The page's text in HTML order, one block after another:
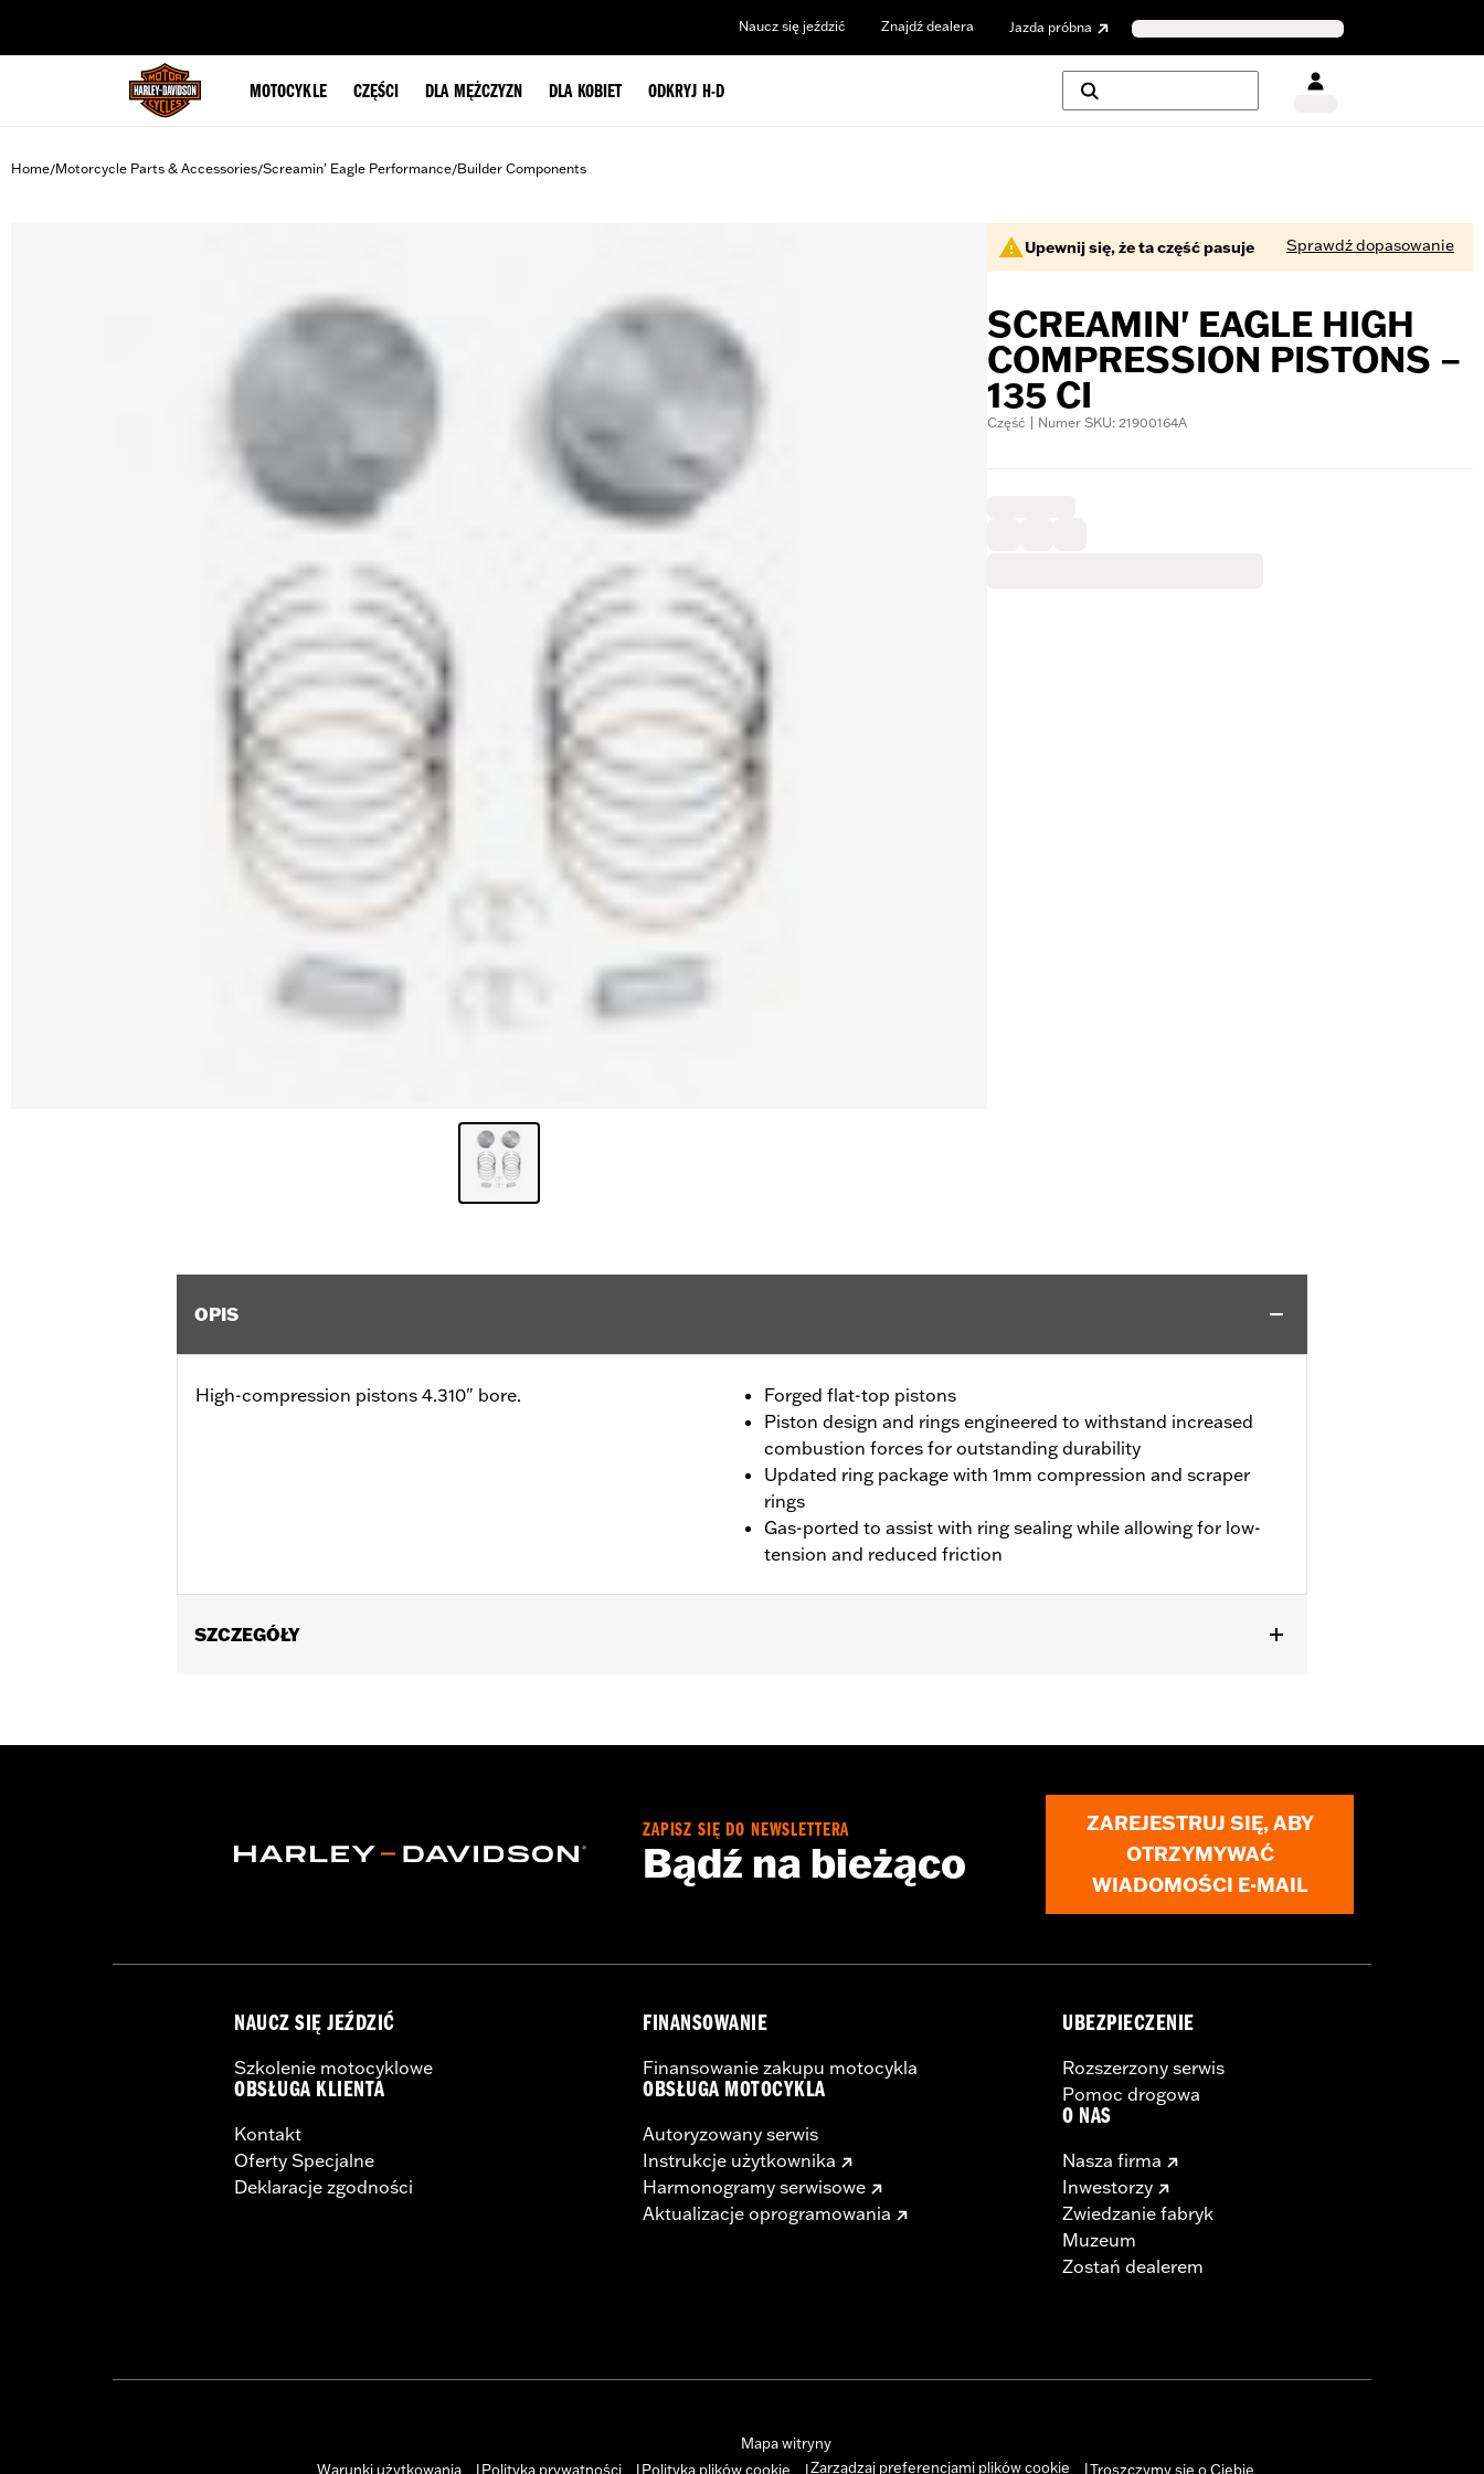
Naucz się jeździć Znajdź dealera Jazda próbna
MOTOCYKLE CZĘŚCI DLA MĘŻCZYZN DLA KOBIET ODKRYJ H-D
Home/Motorcycle Parts & Accessories/Screamin' Eagle Performance/Builder Components
Upewnij się, że ta część pasuje Sprawdź dopasowanie
SCREAMIN' EAGLE HIGH
COMPRESSION PISTONS –
135 CI
Część | Numer SKU: 21900164A
OPIS
High-compression pistons 4.310" bore.
Forged flat-top pistons
Piston design and rings engineered to withstand increased
combustion forces for outstanding durability
Updated ring package with 1mm compression and scraper
rings
Gas-ported to assist with ring sealing while allowing for low-
tension and reduced friction
SZCZEGÓŁY
Dealer Install Recommended:Yes
Pistons, Rings, Clips and installation instructions
CERTIFICATION:
49-State U.S. EPA compliant
Harley-Davidson® motorcycles modified with some Screamin’ Eagle® Performance products must not be used on public roads
and, in some cases, may be restricted to closed-course competition. These performance parts are 49-state U.S. EPA compliant but
ZAPISZ SIĘ DO NEWSLETTERA
Bądź na bieżąco
ZAREJESTRUJ SIĘ, ABY
OTRZYMYWAĆ
WIADOMOŚCI E-MAIL
NAUCZ SIĘ JEŹDZIĆ
Szkolenie motocyklowe
OBSŁUGA KLIENTA
Kontakt
Oferty Specjalne
Deklaracje zgodności
FINANSOWANIE
Finansowanie zakupu motocykla
OBSŁUGA MOTOCYKLA
Autoryzowany serwis
Instrukcje użytkownika
Harmonogramy serwisowe
Aktualizacje oprogramowania
UBEZPIECZENIE
Rozszerzony serwis
Pomoc drogowa
O NAS
Nasza firma
Inwestorzy
Zwiedzanie fabryk
Muzeum
Zostań dealerem
Mapa witryny
Warunki użytkowania
Polityka prywatności Polityka plików cookie Zarządzaj preferencjami plików cookie Troszczymy się o Ciebie